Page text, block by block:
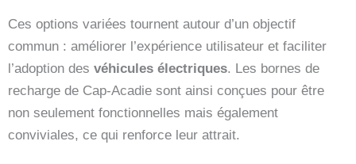
Ces options variées tournent autour d’un objectif
commun : améliorer l’expérience utilisateur et faciliter
l’adoption des véhicules électriques. Les bornes de
recharge de Cap-Acadie sont ainsi conçues pour être
non seulement fonctionnelles mais également
conviviales, ce qui renforce leur attrait.